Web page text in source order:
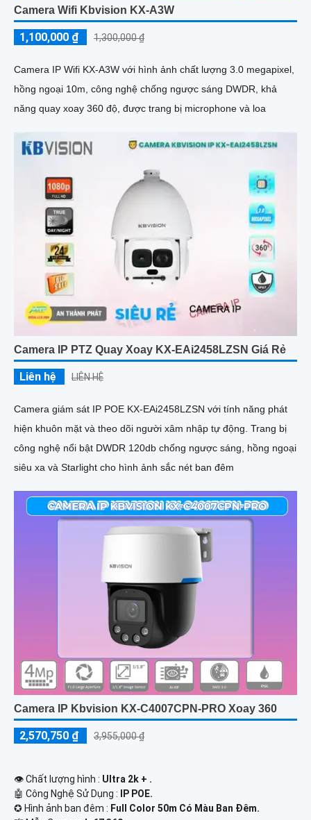
Camera Wifi Kbvision KX-A3W
1,100,000 ₫ 1,300,000 ₫
Camera IP Wifi KX-A3W với hình ảnh chất lượng 3.0 megapixel,
hồng ngoại 10m, công nghệ chống ngược sáng DWDR, khả
năng quay xoay 360 độ, được trang bị microphone và loa
Camera IP PTZ Quay Xoay KX-EAi2458LZSN Giá Rẻ
Liên hệ LIÊN HỆ
Camera giám sát IP POE KX-EAi2458LZSN với tính năng phát
hiện khuôn mặt và theo dõi người xâm nhập tự động. Trang bị
công nghệ nổi bật DWDR 120db chống ngược sáng, hồng ngoại
siêu xa và Starlight cho hình ảnh sắc nét ban đêm
Camera IP Kbvision KX-C4007CPN-PRO Xoay 360
2,570,750 ₫ 3,955,000 ₫
👁 Chất lượng hình : Ultra 2k + .
🤖️ Công Nghệ Sử Dụng :
IP POE.
✪ Hình ảnh ban đêm : Full Color 50m Có Màu Ban Ðêm.